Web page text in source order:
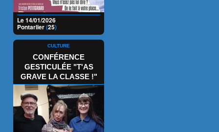
Le 14/01/2026
Pontarlier(25)
CULTURE
CONFÉRENCE
GESTICULÉE "T'AS
GRAVE LA CLASSE !"